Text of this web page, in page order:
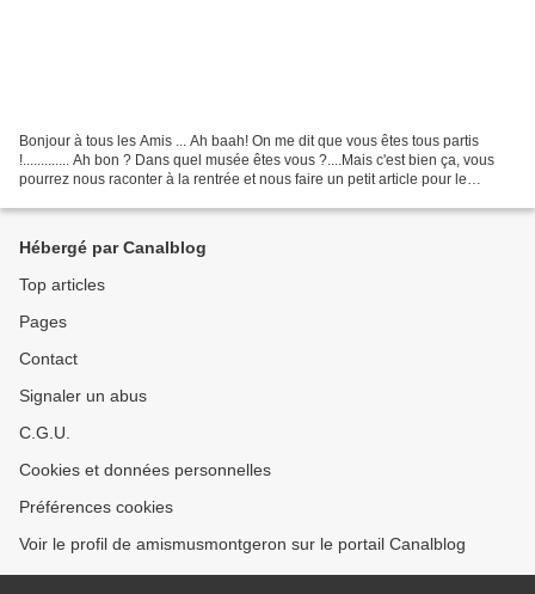
Bonjour à tous les Amis ... Ah baah! On me dit que vous êtes tous partis
!............. Ah bon ? Dans quel musée êtes vous ?....Mais c'est bien ça, vous
pourrez nous raconter à la rentrée et nous faire un petit article pour le
Hébergé par Canalblog
Top articles
Pages
Contact
Signaler un abus
C.G.U.
Cookies et données personnelles
Préférences cookies
Voir le profil de amismusmontgeron sur le portail Canalblog